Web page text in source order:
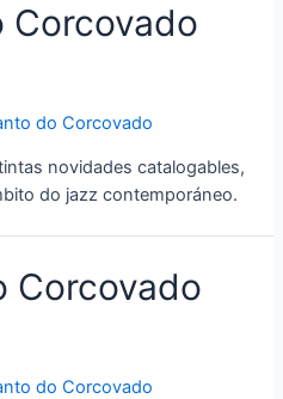
Corcovado
do Corcovado
novidades catalogables,
do jazz contemporáneo.
Corcovado
do Corcovado